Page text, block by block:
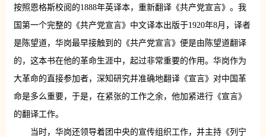
按照恩格斯校阅的1888年英译本，重新翻译《共产党宣言》。我
国第一个完整的《共产党宣言》中文译本出版于1920年8月，译者
是陈望道，华岗最早接触到的《共产党宣言》便是由陈望道翻译
的，这本书在他的革命生涯中，起过非常重要的作用。华岗作为
大革命的直接参加者，深知研究并准确地翻译《宣言》对中国革
命是多么重要，于是，在紧张的工作之余，他加紧进行《宣言》
的翻译工作。
当时，华岗还领导着团中央的宣传组织工作，并主持《列宁